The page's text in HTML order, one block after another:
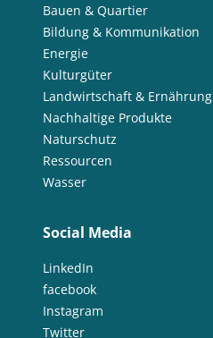
Bauen & Quartier
Bildung & Kommunikation
Energie
Kulturgüter
Landwirtschaft & Ernährung
Nachhaltige Produkte
Naturschutz
Ressourcen
Wasser
Social Media
LinkedIn
facebook
Instagram
Twitter